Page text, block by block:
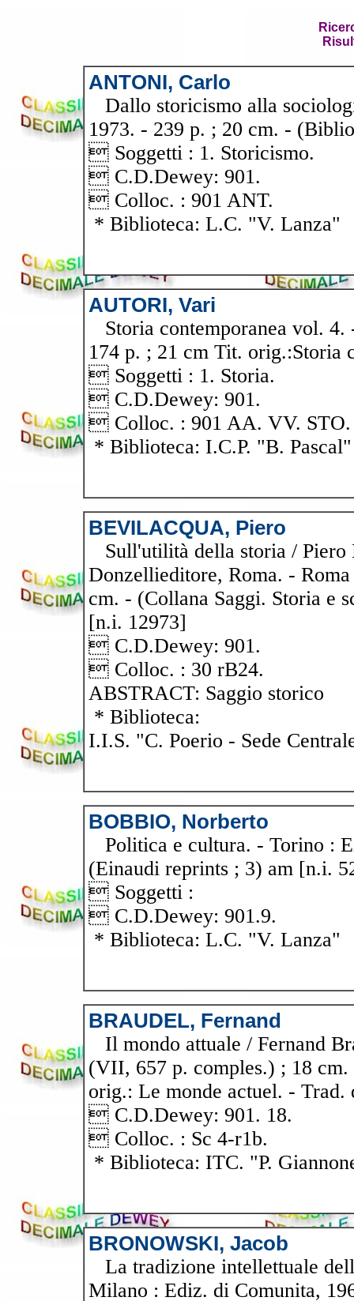
ANTONI, Carlo
Dallo storicismo alla
1973. - 239 p. ; 20 cm. -
 Soggetti : 1. Storicismo.
 C.D.Dewey: 901.
 Colloc. : 901 ANT.
* Biblioteca: L.C. "V. Lanza"
AUTORI, Vari
Storia contemporanea vol.
174 p. ; 21 cm Tit. orig.:Storia
 Soggetti : 1. Storia.
 C.D.Dewey: 901.
 Colloc. : 901 AA. VV. STO.
* Biblioteca: I.C.P. "B. Pascal"
BEVILACQUA, Piero
Sull'utilità della storia / Piero
Donzellieditore, Roma. -
cm. - (Collana Saggi. Storia e
[n.i. 12973]
 C.D.Dewey: 901.
 Colloc. : 30 rB24.
ABSTRACT: Saggio storico
* Biblioteca:
I.I.S. "C. Poerio - Sede
BOBBIO, Norberto
Politica e cultura. - Torino :
(Einaudi reprints ; 3) am [n.i.
 Soggetti :
 C.D.Dewey: 901.9.
* Biblioteca: L.C. "V. Lanza"
BRAUDEL, Fernand
Il mondo attuale / Fernand
(VII, 657 p. comples.) ; 18
orig.: Le monde actuel. -
 C.D.Dewey: 901. 18.
 Colloc. : Sc 4-r1b.
* Biblioteca: ITC. "P.
BRONOWSKI, Jacob
La tradizione intellettuale
Milano : Ediz. di Comunita,